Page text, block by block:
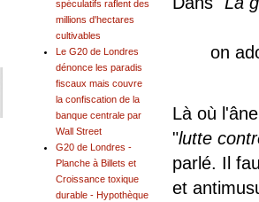
on
Là où
"lutte
parlé. Il
et
spéculatifs raflent des
millions d'hectares
cultivables
Le G20 de Londres
dénonce les paradis
fiscaux mais couvre
la confiscation de la
banque centrale par
Wall Street
G20 de Londres -
Planche à Billets et
Croissance toxique
durable - Hypothèque